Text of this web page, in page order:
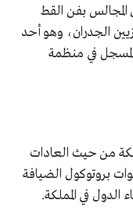
بفن القط
الجدران، وهو أحد
المسجل في منظمة
من حيث العادات
بروتوكول الضيافة
في المملكة.